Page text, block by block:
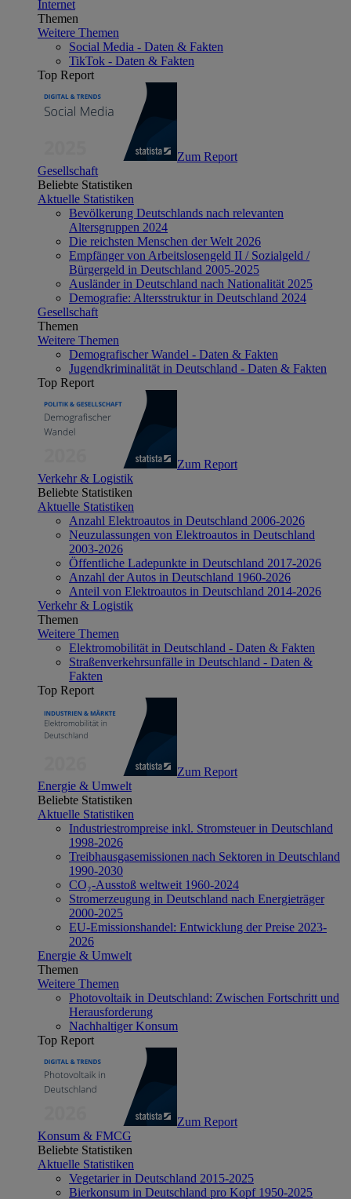
Internet
Themen
Weitere Themen
Social Media - Daten & Fakten
TikTok - Daten & Fakten
Top Report
Zum Report
Gesellschaft
Beliebte Statistiken
Aktuelle Statistiken
Bevölkerung Deutschlands nach relevanten
Altersgruppen 2024
Die reichsten Menschen der Welt 2026
Empfänger von Arbeitslosengeld II / Sozialgeld /
Bürgergeld in Deutschland 2005-2025
Ausländer in Deutschland nach Nationalität 2025
Demografie: Altersstruktur in Deutschland 2024
Gesellschaft
Themen
Weitere Themen
Demografischer Wandel - Daten & Fakten
Jugendkriminalität in Deutschland - Daten & Fakten
Top Report
Zum Report
Verkehr & Logistik
Beliebte Statistiken
Aktuelle Statistiken
Anzahl Elektroautos in Deutschland 2006-2026
Neuzulassungen von Elektroautos in Deutschland
2003-2026
Öffentliche Ladepunkte in Deutschland 2017-2026
Anzahl der Autos in Deutschland 1960-2026
Anteil von Elektroautos in Deutschland 2014-2026
Verkehr & Logistik
Themen
Weitere Themen
Elektromobilität in Deutschland - Daten & Fakten
Straßenverkehrsunfälle in Deutschland - Daten &
Fakten
Top Report
Zum Report
Energie & Umwelt
Beliebte Statistiken
Aktuelle Statistiken
Industriestrompreise inkl. Stromsteuer in Deutschland
1998-2026
Treibhausgasemissionen nach Sektoren in Deutschland
1990-2030
CO₂-Ausstoß weltweit 1960-2024
Stromerzeugung in Deutschland nach Energieträger
2000-2025
EU-Emissionshandel: Entwicklung der Preise 2023-
2026
Energie & Umwelt
Themen
Weitere Themen
Photovoltaik in Deutschland: Zwischen Fortschritt und
Herausforderung
Nachhaltiger Konsum
Top Report
Zum Report
Konsum & FMCG
Beliebte Statistiken
Aktuelle Statistiken
Vegetarier in Deutschland 2015-2025
Bierkonsum in Deutschland pro Kopf 1950-2025